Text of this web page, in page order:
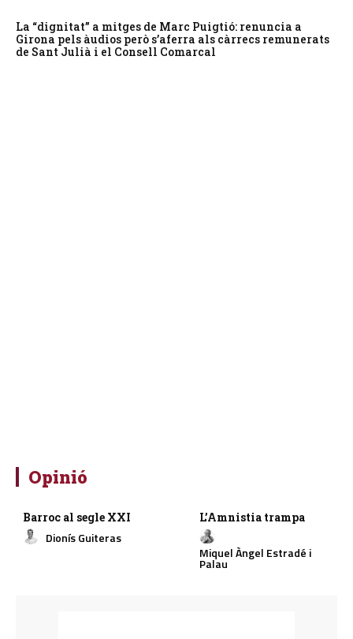
La “dignitat” a mitges de Marc Puigtió: renuncia a
Girona pels àudios però s’aferra als càrrecs remunerats
de Sant Julià i el Consell Comarcal
Opinió
Barroc al segle XXI
Dionís Guiteras
L’Amnistia trampa
Miquel Àngel Estradé i
Palau